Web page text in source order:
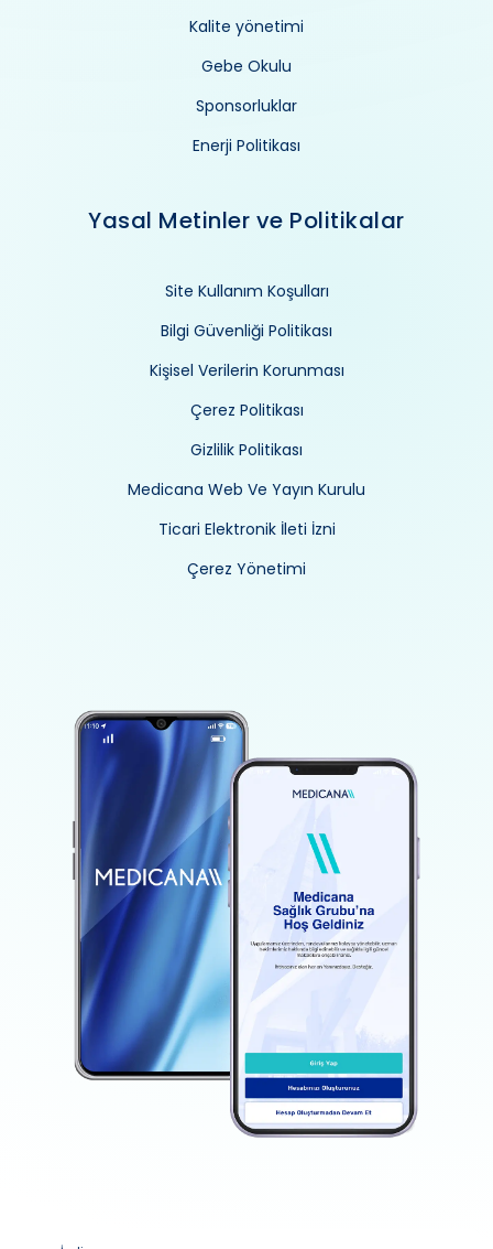
Kalite yönetimi
Gebe Okulu
Sponsorluklar
Enerji Politikası
Yasal Metinler ve Politikalar
Site Kullanım Koşulları
Bilgi Güvenliği Politikası
Kişisel Verilerin Korunması
Çerez Politikası
Gizlilik Politikası
Medicana Web Ve Yayın Kurulu
Ticari Elektronik İleti İzni
Çerez Yönetimi